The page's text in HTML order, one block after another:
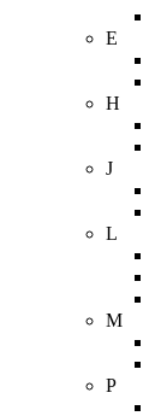
E
H
J
L
M
P